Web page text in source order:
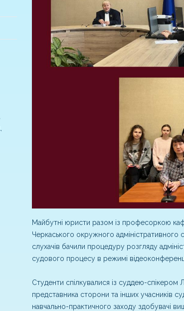
Майбутні юристи разом із професоркою
Черкаського окружного адміністративного
слухачів бачили процедуру розгляду
судового процесу в режимі
Студенти спілкувалися із суддею-
представника сторони та інших учасників
навчально-практичного заходу здобувачі